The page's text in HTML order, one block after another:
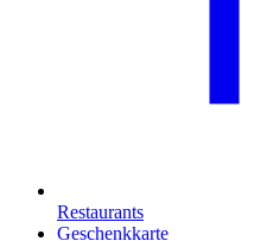
Restaurants
Geschenkkarte